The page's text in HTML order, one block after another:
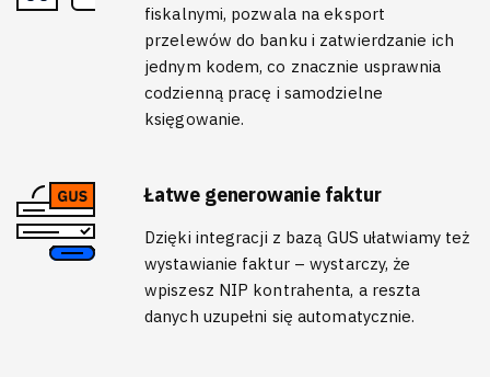
fiskalnymi, pozwala na eksport
przelewów do banku i zatwierdzanie ich
jednym kodem, co znacznie usprawnia
codzienną pracę i samodzielne
księgowanie.
Łatwe generowanie faktur
Dzięki integracji z bazą GUS ułatwiamy też
wystawianie faktur – wystarczy, że
wpiszesz NIP kontrahenta, a reszta
danych uzupełni się automatycznie.